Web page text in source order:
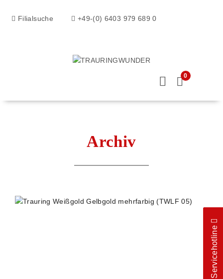
Filialsuche +49-(0) 6403 979 689 0
0
Archiv
Servicehotline